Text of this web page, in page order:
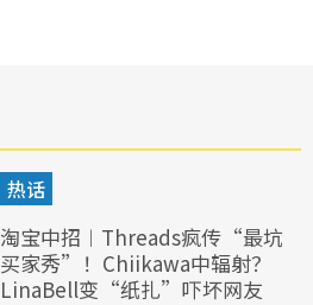
热话
淘宝中招︱Threads疯传“最坑
买家秀”！Chiikawa中辐射？
LinaBell变“纸扎”吓坏网友